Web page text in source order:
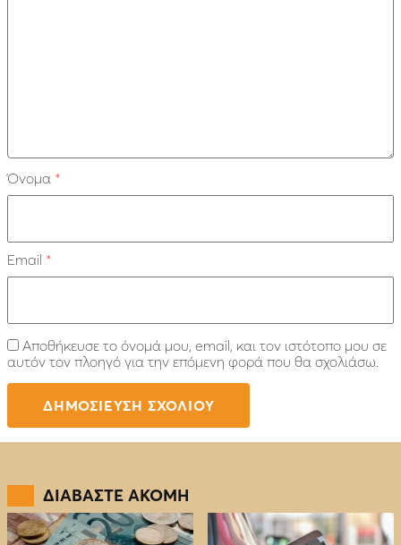
Όνομα *
Email *
Αποθήκευσε το όνομά μου, email, και τον ιστότοπο μου σε
αυτόν τον πλοηγό για την επόμενη φορά που θα σχολιάσω.
ΔΙΑΒΑΣΤΕ ΑΚΟΜΗ